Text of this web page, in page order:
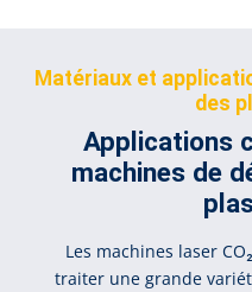
Matériaux et
des
Applications
machines de
Les machines laser
traiter une grande